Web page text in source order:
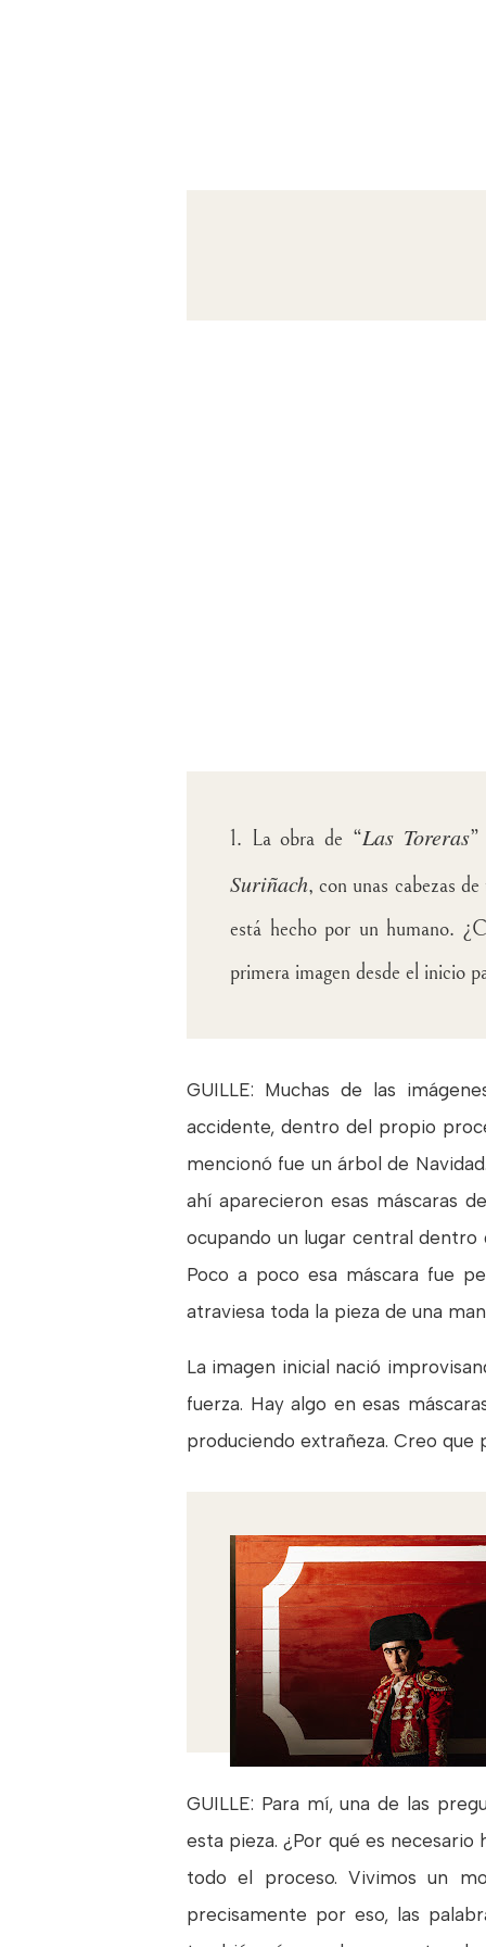
1. La obra de “Las Toreras”
Suriñach, con unas cabezas
está hecho por un humano.
primera imagen desde el inicio
GUILLE: Muchas de las
accidente, dentro del propio
mencionó fue un árbol de
ahí aparecieron esas máscaras
ocupando un lugar central dentro
Poco a poco esa máscara fue
atraviesa toda la pieza de una
La imagen inicial nació
fuerza. Hay algo en esas
produciendo extrañeza. Creo que
GUILLE: Para mí, una de las
esta pieza. ¿Por qué es
todo el proceso. Vivimos un
precisamente por eso, las